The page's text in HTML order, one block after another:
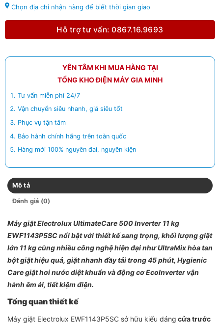
Chọn địa chỉ nhận hàng để biết thời gian giao
Hỗ trợ tư vấn: 0867.16.9693
YÊN TÂM KHI MUA HÀNG TẠI
TỔNG KHO ĐIỆN MÁY GIA MINH
Tư vấn miễn phí 24/7
Vận chuyển siêu nhanh, giá siêu tốt
Phục vụ tận tâm
Bảo hành chính hãng trên toàn quốc
Hàng mới 100% nguyên đai, nguyên kiện
Mô tả
Đánh giá (0)
Máy giặt Electrolux UltimateCare 500 Inverter 11 kg
EWF1143P5SC nổi bật với thiết kế sang trọng, khối lượng giặt
lớn 11 kg cùng nhiều công nghệ hiện đại như UltraMix hòa tan
bột giặt hiệu quả, giặt nhanh đầy tải trong 45 phút, Hygienic
Care giặt hơi nước diệt khuẩn và động cơ EcoInverter vận
hành êm ái, tiết kiệm điện.
Tổng quan thiết kế
Máy giặt Electrolux EWF1143P5SC sở hữu kiểu dáng cửa trước